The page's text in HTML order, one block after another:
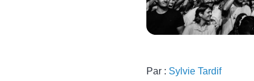
Par : Sylvie Tardif